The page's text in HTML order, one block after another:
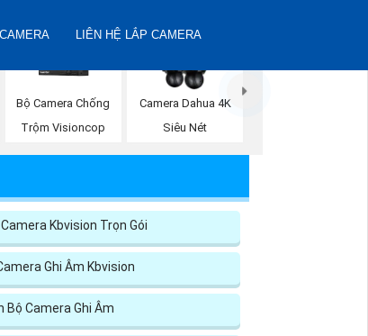
LIÊN HỆ LẮP CAMERA
Bộ Camera Chống
Trộm Visioncop
Camera Dahua 4K
Siêu Nét
Kbvision Trọn Gói
Ghi Âm Kbvision
Bộ Camera Ghi Âm